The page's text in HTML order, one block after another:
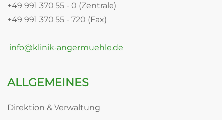
+49 991 370 55 - 0 (Zentrale)
+49 991 370 55 - 720 (Fax)
info@klinik-angermuehle.de
ALLGEMEINES
Direktion & Verwaltung